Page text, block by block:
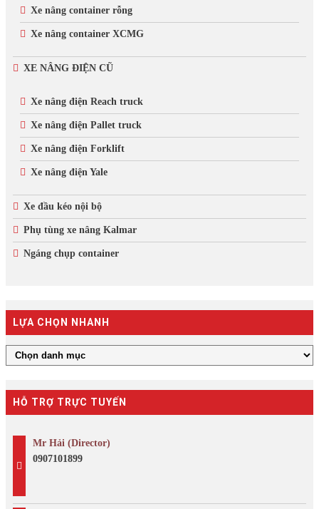
Xe nâng container rỗng
Xe nâng container XCMG
XE NÂNG ĐIỆN CŨ
Xe nâng điện Reach truck
Xe nâng điện Pallet truck
Xe nâng điện Forklift
Xe nâng điện Yale
Xe đầu kéo nội bộ
Phụ tùng xe nâng Kalmar
Ngáng chụp container
LỰA CHỌN NHANH
HỖ TRỢ TRỰC TUYẾN
Mr Hải (Director)
0907101899